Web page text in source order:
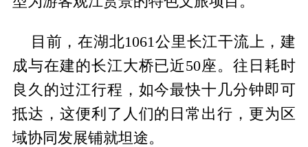
目前，在湖北1061公里长江干流上，建
成与在建的长江大桥已近50座。往日耗时
良久的过江行程，如今最快十几分钟即可
抵达，这便利了人们的日常出行，更为区
域协同发展铺就坦途。